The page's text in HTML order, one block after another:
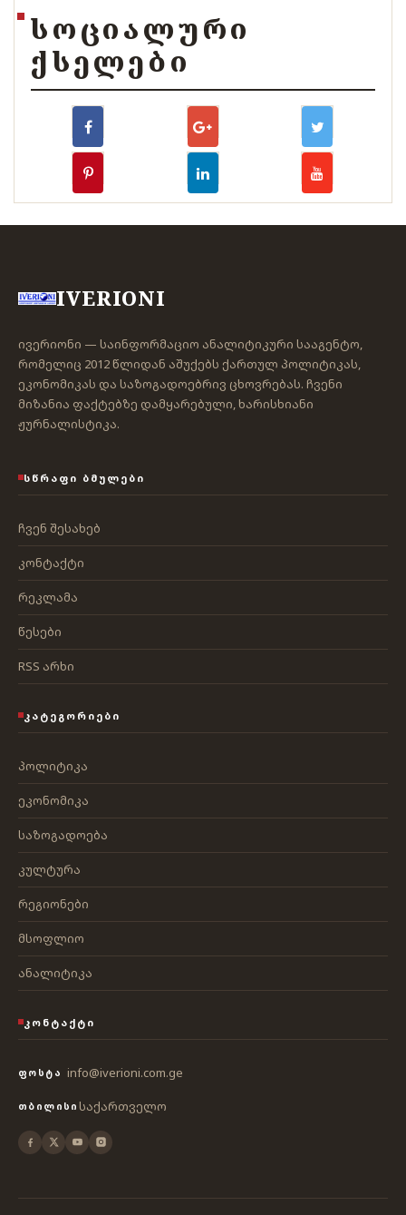
ᲡᲝᲪᲘᲐᲚᲣᲠᲘ
ᲥᲡᲔᲚᲔᲑᲘ
IVERIONI
ივერიონი — საინფორმაციო ანალიტიკური სააგენტო,
რომელიც 2012 წლიდან აშუქებს ქართულ პოლიტიკას,
ეკონომიკას და საზოგადოებრივ ცხოვრებას. ჩვენი
მიზანია ფაქტებზე დამყარებული, ხარისხიანი
ჟურნალისტიკა.
ᲡᲬᲠᲐᲤᲘ ᲑᲛᲣᲚᲔᲑᲘ
ჩვენ შესახებ
კონტაქტი
რეკლამა
წესები
RSS არხი
ᲙᲐᲢᲔᲒᲝᲠᲘᲔᲑᲘ
პოლიტიკა
ეკონომიკა
საზოგადოება
კულტურა
რეგიონები
მსოფლიო
ანალიტიკა
ᲙᲝᲜᲢᲐᲥᲢᲘ
ᲤᲝᲡᲢᲐ info@iverioni.com.ge
ᲗᲑᲘᲚᲘᲡᲘ საქართველო